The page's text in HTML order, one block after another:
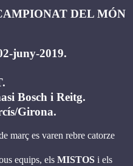
DEL MÓN
juny-2019.
i Reitg.
Girona.
març es varen rebre catorze
equips, els MISTOS i els